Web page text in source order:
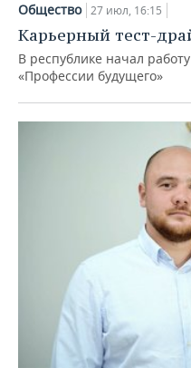
Общество 27 июл, 16:15
Карьерный тест-
В республике начал
«Профессии будущего»